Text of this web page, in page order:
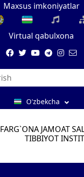
Maxsus imkoniyatlar
Virtual qabulxona
O'zbekcha
FARG`ONA JAMOAT
TIBBIYOT